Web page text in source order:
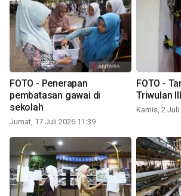
FOTO - Penerapan
pembatasan gawai di
sekolah
Jumat, 17 Juli 2026 11:39
FOTO -
Triwulan
Kamis, 2 Juli